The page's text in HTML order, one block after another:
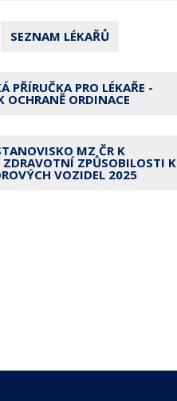
SEZNAM LÉKAŘŮ
PŘÍRUČKA PRO LÉKAŘE -
OCHRANĚ ORDINACE
MZ ČR K
ZPŮSOBILOSTI K
VOZIDEL 2025